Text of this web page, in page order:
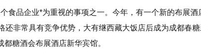
食品企业*为重视的事项之一。今年，有一个新的布展酒
非常具有竞争优势，大有继西藏大饭店后成为成都春
都糖酒会布展酒店新华宾馆。